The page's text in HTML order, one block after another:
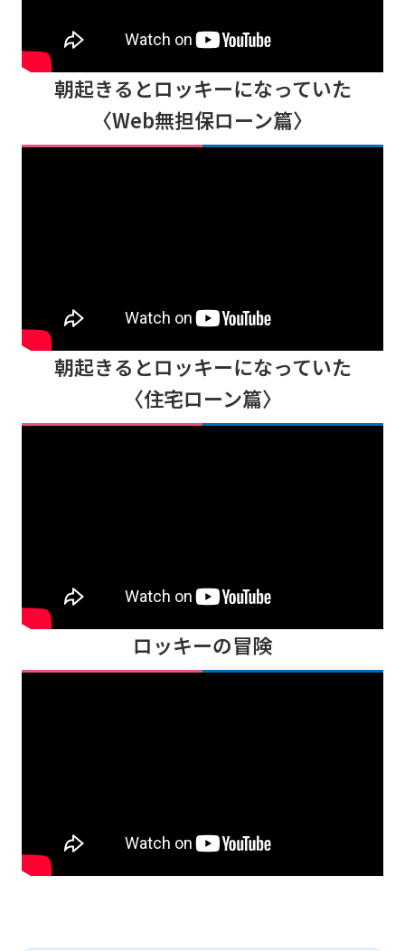
朝起きるとロッキーになっていた
〈Web無担保ローン篇〉
朝起きるとロッキーになっていた
〈住宅ローン篇〉
ロッキーの冒険